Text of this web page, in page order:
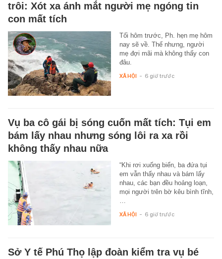
trôi: Xót xa ánh mắt người mẹ ngóng tin
con mất tích
Tối hôm trước, Ph. hẹn mẹ hôm
nay sẽ về. Thế nhưng, người
mẹ đợi mãi mà không thấy con
đâu.
XÃ HỘI - 6 giờ trước
Vụ ba cô gái bị sóng cuốn mất tích: Tụi em
bám lấy nhau nhưng sóng lôi ra xa rồi
không thấy nhau nữa
“Khi rơi xuống biển, ba đứa tụi
em vẫn thấy nhau và bám lấy
nhau, các bạn đều hoảng loạn,
mọi người trên bờ kêu bình tĩnh,
…
XÃ HỘI - 6 giờ trước
Sở Y tế Phú Thọ lập đoàn kiểm tra vụ bé